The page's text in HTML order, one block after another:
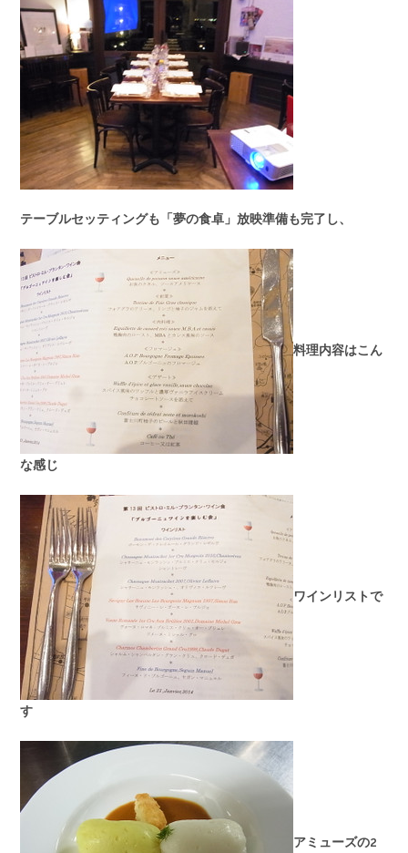
テーブルセッティングも「夢の食卓」放映準備も完了し、
料理内容はこん
な感じ
ワインリストで
す
アミューズの2